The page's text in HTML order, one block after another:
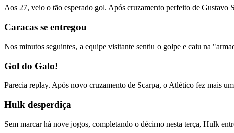
Aos 27, veio o tão esperado gol. Após cruzamento perfeito de
Caracas se entregou
Nos minutos seguintes, a equipe visitante sentiu o golpe e caiu na
Gol do Galo!
Parecia replay. Após novo cruzamento de Scarpa, o Atlético fez mais
Hulk desperdiça
Sem marcar há nove jogos, completando o décimo nesta terça, Hulk